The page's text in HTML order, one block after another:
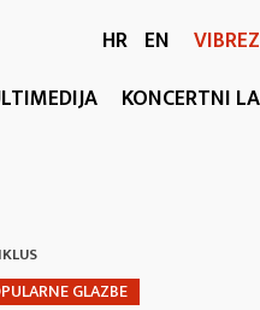
HR EN
KONCERTNI
GLAZBE